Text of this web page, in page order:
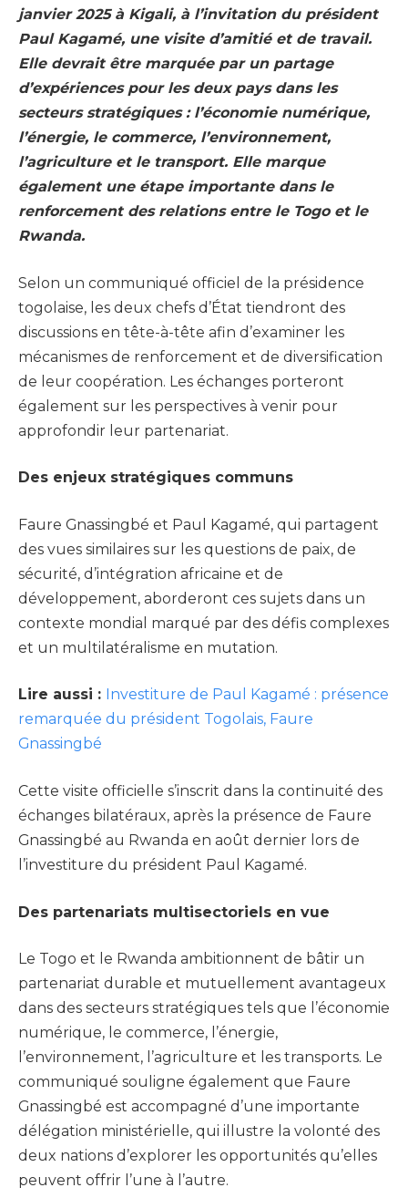
janvier 2025 à Kigali, à l’invitation du président
Paul Kagamé, une visite d’amitié et de travail.
Elle devrait être marquée par un partage
d’expériences pour les deux pays dans les
secteurs stratégiques : l’économie numérique,
l’énergie, le commerce, l’environnement,
l’agriculture et le transport. Elle marque
également une étape importante dans le
renforcement des relations entre le Togo et le
Rwanda.
Selon un communiqué officiel de la présidence
togolaise, les deux chefs d’État tiendront des
discussions en tête-à-tête afin d’examiner les
mécanismes de renforcement et de diversification
de leur coopération. Les échanges porteront
également sur les perspectives à venir pour
approfondir leur partenariat.
Des enjeux stratégiques communs
Faure Gnassingbé et Paul Kagamé, qui partagent
des vues similaires sur les questions de paix, de
sécurité, d’intégration africaine et de
développement, aborderont ces sujets dans un
contexte mondial marqué par des défis complexes
et un multilatéralisme en mutation.
Lire aussi : Investiture de Paul Kagamé : présence
remarquée du président Togolais, Faure
Gnassingbé
Cette visite officielle s’inscrit dans la continuité des
échanges bilatéraux, après la présence de Faure
Gnassingbé au Rwanda en août dernier lors de
l’investiture du président Paul Kagamé.
Des partenariats multisectoriels en vue
Le Togo et le Rwanda ambitionnent de bâtir un
partenariat durable et mutuellement avantageux
dans des secteurs stratégiques tels que l’économie
numérique, le commerce, l’énergie,
l’environnement, l’agriculture et les transports. Le
communiqué souligne également que Faure
Gnassingbé est accompagné d’une importante
délégation ministérielle, qui illustre la volonté des
deux nations d’explorer les opportunités qu’elles
peuvent offrir l’une à l’autre.